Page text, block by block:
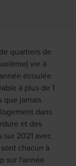
quartiers de
vie à
écoulée
à plus de 1
que jamais
dans
et des
2021 avec
chacun à
sur l'année